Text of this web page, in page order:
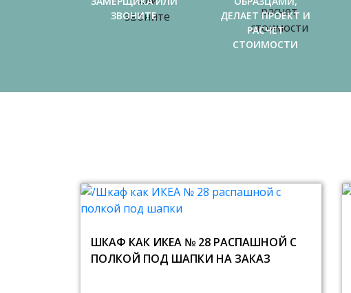
ЗВОНИТЕ
ДЕЛАЕТ ПРОЕКТ И
РАСЧЕТ
СТОИМОСТИ
ШКАФ КАК ИКЕА № 28 РАСПАШНОЙ С
ПОЛКОЙ ПОД ШАПКИ НА ЗАКАЗ